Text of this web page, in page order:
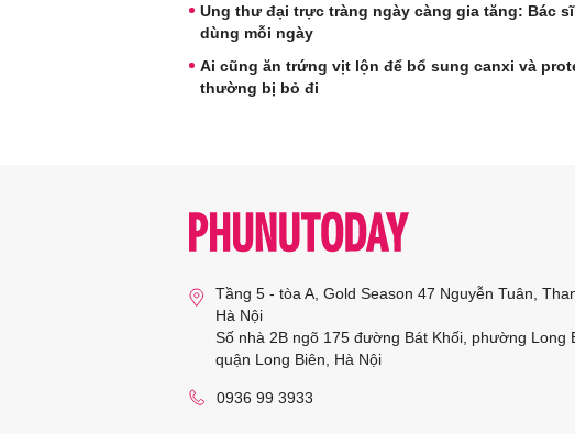
Ung thư đại trực tràng ngày càng gia tăng: Bác
dùng mỗi ngày
Ai cũng ăn trứng vịt lộn để bổ sung canxi và
thường bị bỏ đi
Tầng 5 - tòa A, Gold Season 47 Nguyễn Tuân,
Hà Nội
Số nhà 2B ngõ 175 đường Bát Khối, phường Long
quận Long Biên, Hà Nội
0936 99 3933